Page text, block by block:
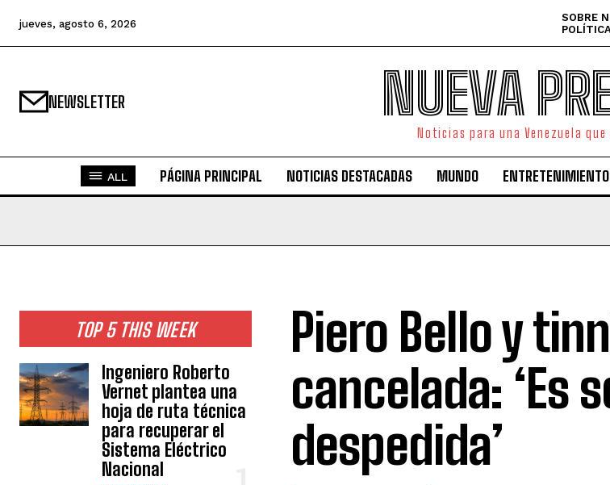
jueves, agosto 6, 2026 SOBRE
NEWSLETTER NUEVA
Noticias para una Venezuela que
ALL PÁGINA PRINCIPAL NOTICIAS DESTACADAS MUNDO ENTRETENIMIENTO
TOP 5 THIS WEEK
Ingeniero Roberto
Vernet plantea una
hoja de ruta técnica
para recuperar el
Sistema Eléctrico
Nacional
Piero Bello y
cancelada: ‘Es
despedida’